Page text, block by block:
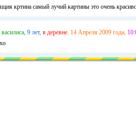
кртина самый лучий картины это очень
василиса, 9 лет, в деревне. 14 Апреля 2009 года,